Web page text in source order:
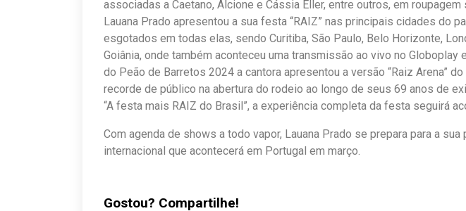
associadas a Caetano, Alcione e Cássia Eller, entre outros, em roupagem
Lauana Prado apresentou a sua festa “RAIZ” nas principais cidades do
esgotados em todas elas, sendo Curitiba, São Paulo, Belo Horizonte,
Goiânia, onde também aconteceu uma transmissão ao vivo no Globoplay
do Peão de Barretos 2024 a cantora apresentou a versão “Raiz Arena”
recorde de público na abertura do rodeio ao longo de seus 69 anos de
“A festa mais RAIZ do Brasil”, a experiência completa da festa seguirá
Com agenda de shows a todo vapor, Lauana Prado se prepara para a sua
internacional que acontecerá em Portugal em março.
Gostou? Compartilhe!